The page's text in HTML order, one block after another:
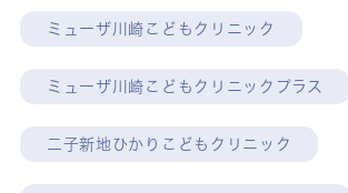
ミューザ川崎こどもクリニック
ミューザ川崎こどもクリニックプラス
二子新地ひかりこどもクリニック